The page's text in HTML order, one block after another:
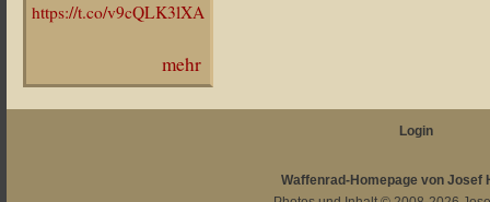
https://t.co/v9cQLK3lXA
mehr
Login
Waffenrad-Homepage von Josef